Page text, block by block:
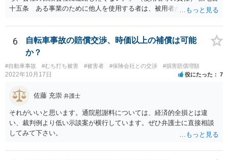
十五条 ある事業のために他人を使用する者は、被用者がその事業の
用者が被用者の選任及びその事業の監督について相当の注意をしたと
き、又は相当の注意をしても損害が生ずべきであったときは、この限
りでない。 会社側の言い分に付き合わず、会社側への請求をお考えな
さったほうがよろしいかもしれません。加害ドライバーの任意保険が
本件に使えるか、使おうとするかが定かではありませんので。「1年4
ヶ月のうちに4回も事故」の事実は、会社から加害ドライバーへの責任
転嫁のような発言ですが、上記ただし書との関連で言えば、会社側が
「相当の注意」をしていなかった証左でしょう。 今後の対応ですが、
事故証明書を速やかに取得すべきです。 病院で治療を受ける際、第三
者行為による傷病届を出す必要があります。 最終的にどこまで認めら
れるかという問題はありますが、事故後に事故に関連した支出に関し
6
自転車事故の賠償交渉、時価以上の補償は可能
か？
#自動車事故 #むち打ち被害 #被害者 #保険会社との交渉 #損害賠償増額
2022年10月17日 役にたった 7
佐藤 充崇 弁護士
それがいいと思います。通院慰謝料については、経済的全損とは違
い、裁判例より低い示談案が横行しています。ぜひ弁護士に直接相談
してみて下さい。